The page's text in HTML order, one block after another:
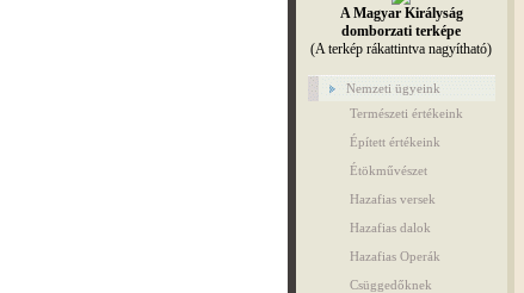
A Magyar Királyság
domborzati terképe
(A terkép rákattintva nagyítható)
Nemzeti ügyeink
Természeti értékeink
Épített értékeink
Étökművészet
Hazafias versek
Hazafias dalok
Hazafias Operák
Csüggedőknek